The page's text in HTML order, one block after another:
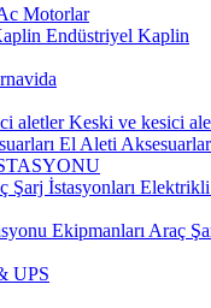
Motorlar
Endüstriyel Kaplin
Keski ve kesici
El Aleti
Elektrikli
Araç
UPS